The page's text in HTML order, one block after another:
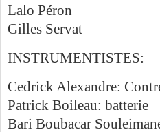
Lalo Péron
Gilles Servat
INSTRUMENTISTES:
Cedrick Alexandre:
Patrick Boileau: batterie
Bari Boubacar